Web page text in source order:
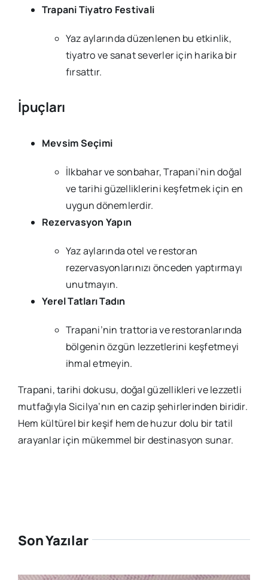
Trapani Tiyatro Festivali
Yaz aylarında düzenlenen bu etkinlik,
tiyatro ve sanat severler için harika bir
fırsattır.
İpuçları
Mevsim Seçimi
İlkbahar ve sonbahar, Trapani’nin doğal
ve tarihi güzelliklerini keşfetmek için en
uygun dönemlerdir.
Rezervasyon Yapın
Yaz aylarında otel ve restoran
rezervasyonlarınızı önceden yaptırmayı
unutmayın.
Yerel Tatları Tadın
Trapani’nin trattoria ve restoranlarında
bölgenin özgün lezzetlerini keşfetmeyi
ihmal etmeyin.
Trapani, tarihi dokusu, doğal güzellikleri ve lezzetli
mutfağıyla Sicilya’nın en cazip şehirlerinden biridir.
Hem kültürel bir keşif hem de huzur dolu bir tatil
arayanlar için mükemmel bir destinasyon sunar.
Son Yazılar